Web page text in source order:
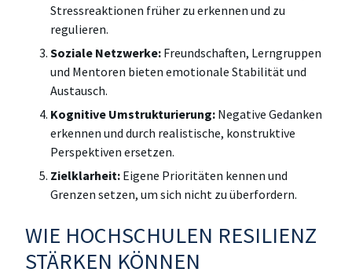
Stressreaktionen früher zu erkennen und zu
regulieren.
Soziale Netzwerke: Freundschaften, Lerngruppen
und Mentoren bieten emotionale Stabilität und
Austausch.
Kognitive Umstrukturierung: Negative Gedanken
erkennen und durch realistische, konstruktive
Perspektiven ersetzen.
Zielklarheit: Eigene Prioritäten kennen und
Grenzen setzen, um sich nicht zu überfordern.
WIE HOCHSCHULEN RESILIENZ
STÄRKEN KÖNNEN